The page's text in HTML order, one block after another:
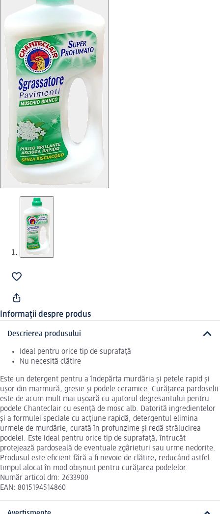
Informații despre produs
Descrierea produsului
Ideal pentru orice tip de suprafață
Nu necesită clătire
Este un detergent pentru a îndepărta murdăria și petele rapid și
ușor din marmură, gresie și podele ceramice. Curățarea pardoselii
este de acum mult mai ușoară cu ajutorul degresantului pentru
podele Chanteclair cu esență de mosc alb. Datorită ingredientelor
și a formulei speciale cu acțiune rapidă, detergentul elimina
urmele de murdărie, curată în profunzime și redă strălucirea
podelei. Este ideal pentru orice tip de suprafață, întrucât
protejează pardoseală de eventuale zgârieturi sau urme nedorite.
Produsul este eficient fără a fi nevoie de clătire, reducând astfel
timpul alocat în mod obișnuit pentru curățarea podelelor.
Număr articol dm: 2633900
EAN: 8015194514860